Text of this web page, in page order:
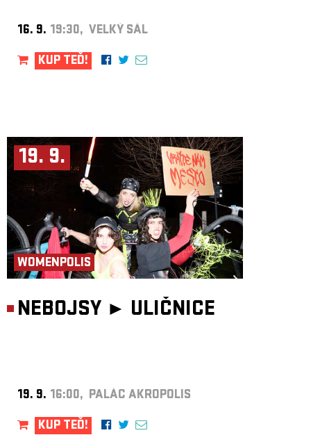
16. 9. 19:30, VELKÝ SÁL
KUP TEĎ!
19. 9.
WOMENPOLIS
NEBOJSY ► ULIČNICE
19. 9. 16:00, PALÁC AKROPOLIS
KUP TEĎ!